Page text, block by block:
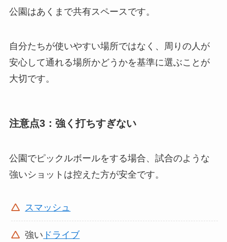
公園はあくまで共有スペースです。
自分たちが使いやすい場所ではなく、周りの人が
安心して通れる場所かどうかを基準に選ぶことが
大切です。
注意点3：強く打ちすぎない
公園でピックルボールをする場合、試合のような
強いショットは控えた方が安全です。
スマッシュ
強い ドライブ